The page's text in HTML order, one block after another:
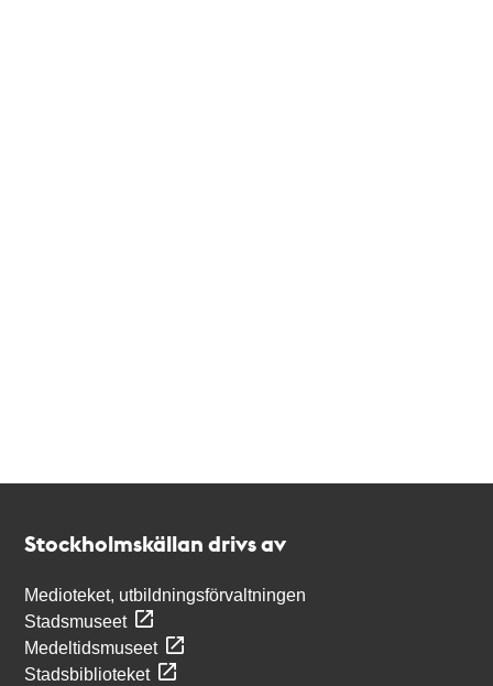
Stockholmskällan drivs av
Medioteket, utbildningsförvaltningen
Stadsmuseet
Medeltidsmuseet
Stadsbiblioteket